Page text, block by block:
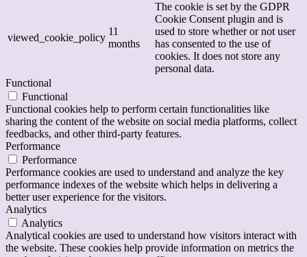
viewed_cookie_policy
11
months
The cookie is set by the GDPR
Cookie Consent plugin and is
used to store whether or not user
has consented to the use of
cookies. It does not store any
personal data.
Functional
Functional
Functional cookies help to perform certain functionalities like
sharing the content of the website on social media platforms, collect
feedbacks, and other third-party features.
Performance
Performance
Performance cookies are used to understand and analyze the key
performance indexes of the website which helps in delivering a
better user experience for the visitors.
Analytics
Analytics
Analytical cookies are used to understand how visitors interact with
the website. These cookies help provide information on metrics the